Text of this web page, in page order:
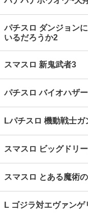
パチスロ ダンジョン
いるだろうか2
スマスロ 新鬼武者3
パチスロ バイオハザ
Lパチスロ 機動戦士
スマスロ ビッグドリ
スマスロ とある魔術
L ゴジラ対エヴァンゲ